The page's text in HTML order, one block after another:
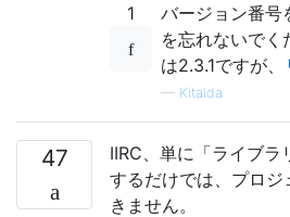
1
バージョン番号
を忘れないで
は2.3.1ですが、
— Kitalda
47
IIRC、単に「ライブラ
するだけでは、プロ
きません。